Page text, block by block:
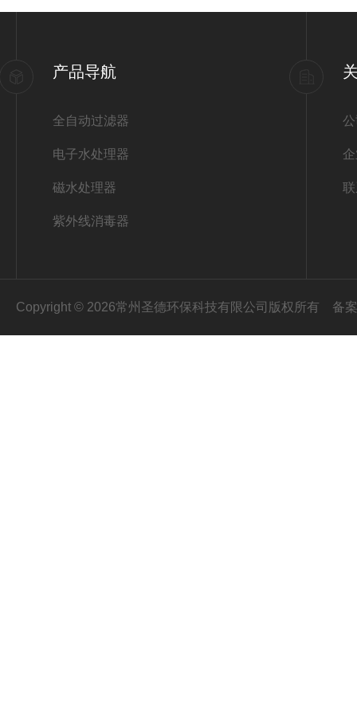
产品导航
全自动过滤器
电子水处理器
磁水处理器
紫外线消毒器
Copyright © 2026常州圣德环保科技有限公司版权所有 备